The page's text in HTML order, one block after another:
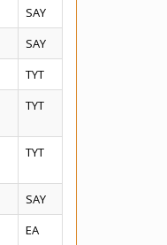
SAY
SAY
TYT
TYT
TYT
SAY
EA